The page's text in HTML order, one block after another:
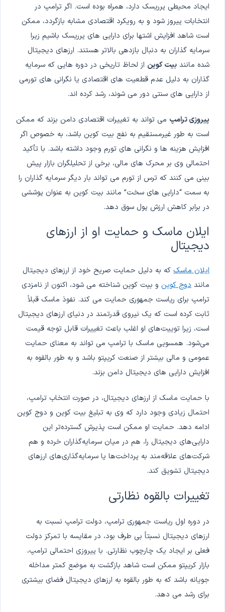
ایجاد محیطی پرریسک دارد، همراه بوده است. اگر ترامپ در
انتخابات پیروز شود و به رویکرد اقتصادی مشابه بازگردد، ممکن
است شاهد افزایش اشتها برای دارایی های پرریسک باشیم زیرا
سرمایه گذاران به دنبال بازدهی بالاتر هستند. ارزهای دیجیتال
شده مانند بیت کوین از لحاظ تاریخی در دوره هایی که سرمایه
گذاران به دلیل عدم قطعیت های اقتصادی یا نگرانی های تورمی
از دارایی های سنتی دور می شوند، رشد کرده اند.
پیروزی ترامپ می تواند به تغییرات اقتصادی دامن بزند که ممکن
است به طور غیرمستقیم به نفع بیت کوین باشد، به خصوص اگر
افزایش هزینه ها و نگرانی های تورم وجود داشته باشد. با تأکید
احتمالی وی بر محرک های مالی، برخی از تحلیلگران بازار پیش
بینی می کنند که ترس از تورم می تواند بار دیگر سرمایه گذاران را
به سمت “دارایی های سخت” مانند بیت کوین به عنوان پوششی
در برابر کاهش ارزش پول سوق دهد.
ایلان ماسک و حمایت او از ارزهای
دیجیتال
ایلان ماسک که به دلیل حمایت صریح خود از ارزهای دیجیتال
مانند دوج کوین و بیت کوین شناخته می شود، اکنون از نامزدی
ترامپ برای ریاست جمهوری حمایت می کند. نفوذ ماسک قبلاً
ثابت کرده است که یک نیروی قدرتمند در دنیای ارزهای دیجیتال
است، زیرا توییت‌های او اغلب باعث تغییرات قابل توجه قیمت
می‌شود. همسویی ماسک با ترامپ می تواند به معنای حمایت
عمومی و مالی بیشتر از صنعت کریپتو باشد و به طور بالقوه به
افزایش دارایی های دیجیتال دامن بزند.
با حمایت ماسک از ارزهای دیجیتال، در صورت انتخاب ترامپ،
احتمال زیادی وجود دارد که وی به تبلیغ بیت کوین و دوج کوین
ادامه دهد. حمایت او ممکن است پذیرش گسترده‌تر این
دارایی‌های دیجیتال را، هم در میان سرمایه‌گذاران خرده و هم
شرکت‌های علاقه‌مند به پرداخت‌ها یا سرمایه‌گذاری‌های ارزهای
دیجیتال تشویق کند.
تغییرات بالقوه نظارتی
در دوره اول ریاست جمهوری ترامپ، دولت ترامپ نسبت به
ارزهای دیجیتال نسبتاً بی طرف بود، در مقایسه با تمرکز دولت
فعلی بر ایجاد یک چارچوب نظارتی. با پیروزی احتمالی ترامپ،
بازار کریپتو ممکن است شاهد بازگشت به موضع کمتر مداخله
جویانه باشد که به طور بالقوه به ارزهای دیجیتال فضای بیشتری
برای رشد می دهد.